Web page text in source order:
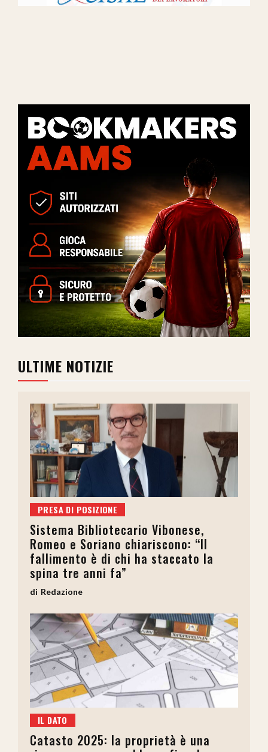
ULTIME NOTIZIE
PRESA DI POSIZIONE
Sistema Bibliotecario Vibonese,
Romeo e Soriano chiariscono: “Il
fallimento è di chi ha staccato la
spina tre anni fa”
Redazione
IL DATO
Catasto 2025: la proprietà è una